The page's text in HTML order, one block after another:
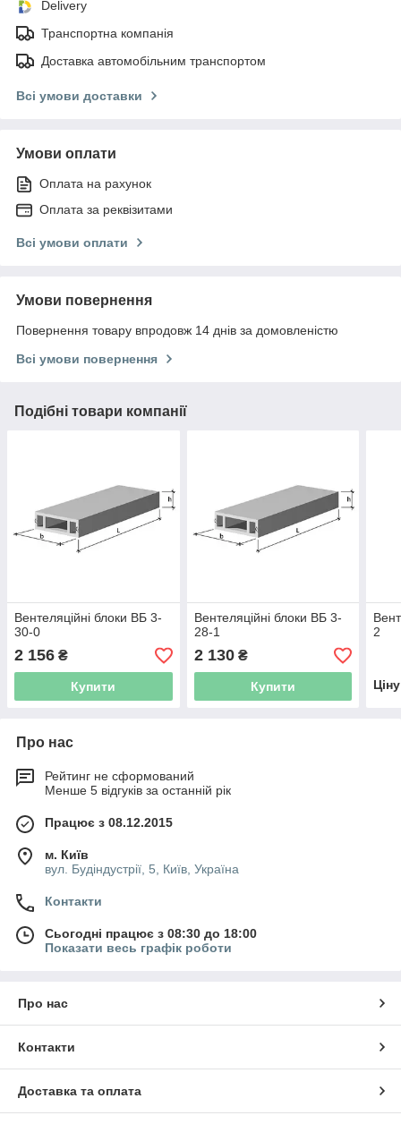
Delivery
Транспортна компанія
Доставка автомобільним транспортом
Всі умови доставки
Умови оплати
Оплата на рахунок
Оплата за реквізитами
Всі умови оплати
Умови повернення
Повернення товару впродовж 14 днів за домовленістю
Всі умови повернення
Подібні товари компанії
Вентеляційні блоки ВБ 3-
30-0
2 156 ₴
Купити
Вентеляційні блоки ВБ 3-
28-1
2 130₴
Купити
2
Про нас
Рейтинг не сформований
Менше 5 відгуків за останній рік
Працює з 08.12.2015
м. Київ
вул. Будіндустрії, 5, Київ, Україна
Контакти
Сьогодні працює з 08:30 до 18:00
Показати весь графік роботи
Про нас
Контакти
Доставка та оплата